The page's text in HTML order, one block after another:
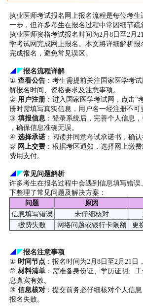
执业医师考试报名网上报名流程是每位考
一步，但许多考生在报名过程中常因细节疏
执业医师资格考试报名时间为2月8日至2月
学考试网完成网上报名。本文将详细解析
完成报名，避免常见误区。
◢ ◤报名流程详解
①查看公告 ：考生需提前关注国家医学考
解报名时间、资格要求及注意事项。
② 用户注册 ：进入国家医学考试网，点击“
册时需填写真实信息，用户名一经注册不可
③填报信息 ：登录系统后，完善个人信息
，确保信息准确无误。
④选择承诺 ：阅读并同意考试承诺书，确认
⑤ 网上交费 ：根据考区通知，选择网上缴
费用支付。
◢ ◤常见问题解析
许多考生在报名过程中会遇到信息填写错误
下整理了常见问题及解决方案：
问题
原因
信息填写错误
未仔细核对
缴费失败
网络问题或银行卡限额 更
◢ ◤报名注意事项
① 时间节点 ：报名时间为2月8日至2月21日
②材料清单 ：需准备身份证、学历证明、
息真实有效。
③信息核对 ：提交前务必仔细核对个人信
报名失败。